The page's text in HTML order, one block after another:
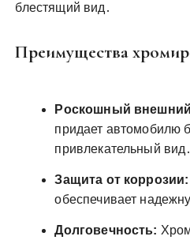
блестящий вид․
Преимущества
Роскошный
придает автомобилю
привлекательный вид․
Защита от коррозии:
обеспечивает
Долговечность: